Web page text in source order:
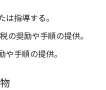
は指導する。
の奨励や手順の提供。
や手順の提供。